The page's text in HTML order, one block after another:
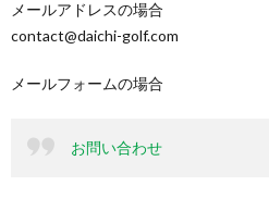
メールアドレスの場合
contact@daichi-golf.com
メールフォームの場合
お問い合わせ